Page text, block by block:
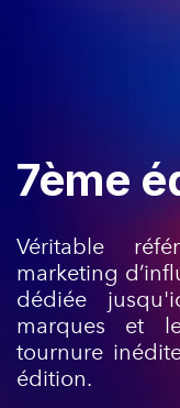
7ème
Véritable
marketing
dédiée
marques et
tournure
édition.